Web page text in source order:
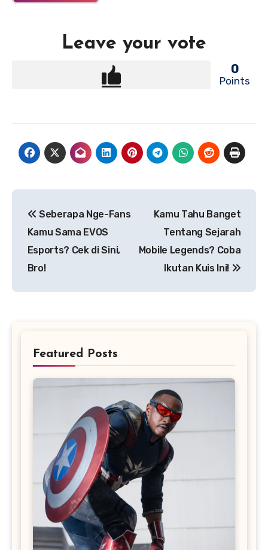
Leave your vote
0
Points
pos
Seberapa Nge-Fans
Kamu Sama EVOS
Esports? Cek di Sini,
Bro!
Kamu Tahu Banget
Tentang Sejarah
Mobile Legends? Coba
Ikutan Kuis Ini!
Featured Posts